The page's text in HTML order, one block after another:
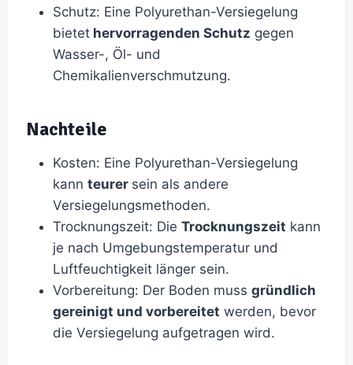
Schutz: Eine Polyurethan-Versiegelung
bietet hervorragenden Schutz gegen
Wasser-, Öl- und
Chemikalienverschmutzung.
Nachteile
Kosten: Eine Polyurethan-Versiegelung
kann teurer sein als andere
Versiegelungsmethoden.
Trocknungszeit: Die Trocknungszeit kann
je nach Umgebungstemperatur und
Luftfeuchtigkeit länger sein.
Vorbereitung: Der Boden muss gründlich
gereinigt und vorbereitet werden, bevor
die Versiegelung aufgetragen wird.